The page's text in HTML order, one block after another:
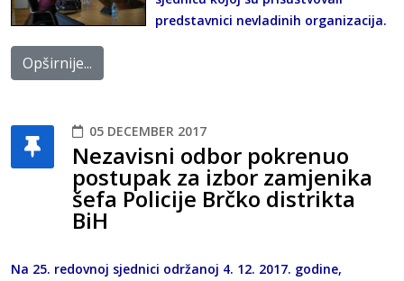
predstavnici nevladinih organizacija.
Opširnije...
05 DECEMBER 2017
Nezavisni odbor pokrenuo
postupak za izbor zamjenika
šefa Policije Brčko distrikta
BiH
Na 25. redovnoj sjednici održanoj 4. 12. 2017. godine,